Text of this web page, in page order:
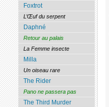
Foxtrot
L’Œuf du serpent
Daphné
Retour au palais
La Femme insecte
Milla
Un oiseau rare
The Rider
Pano ne passera pas
The Third Murder